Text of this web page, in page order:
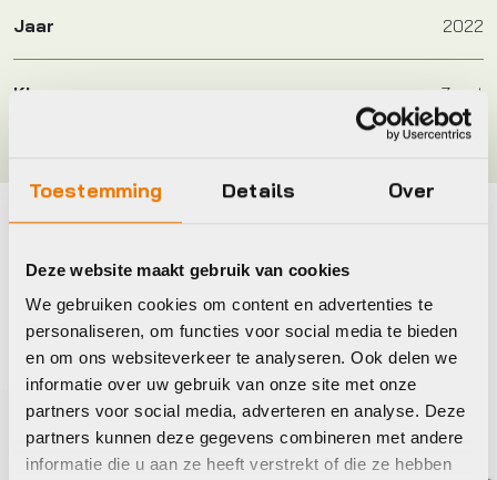
Toestemming Details Over
Deze website maakt gebruik van cookies
We gebruiken cookies om content en advertenties te
personaliseren, om functies voor social media te bieden
en om ons websiteverkeer te analyseren. Ook delen we
informatie over uw gebruik van onze site met onze
partners voor social media, adverteren en analyse. Deze
partners kunnen deze gegevens combineren met andere
informatie die u aan ze heeft verstrekt of die ze hebben
Jaar 2022
Kleur Zwart
Maak je fiets compleet
Ortlieb